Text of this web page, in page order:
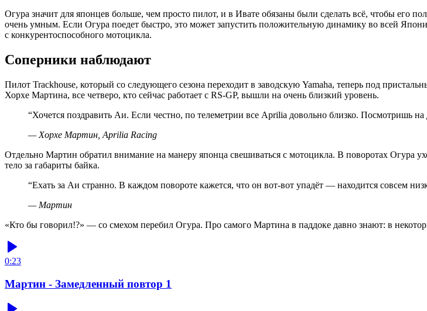
Огура значит для японцев больше, чем просто пилот, и в Ивате обязаны были сделать всё, чтобы его
очень умным. Если Огура поедет быстро, это может запустить положительную динамику во всей
с конкурентоспособного мотоцикла.
Соперники наблюдают
Пилот Trackhouse, который со следующего сезона переходит в заводскую Yamaha, теперь под
Хорхе Мартина, все четверо, кто сейчас работает с RS-GP, вышли на очень близкий уровень.
“Хочется поздравить Аи. Если честно, по телеметрии все Aprilia довольно близко. Посмотришь
— Хорхе Мартин, Aprilia Racing
Отдельно Мартин обратил внимание на манеру японца свешиваться с мотоцикла. В поворотах Огура
тело за габариты байка.
“Ехать за Аи странно. В каждом повороте кажется, что он вот-вот упадёт — находится совсем
— Мартин
«Кто бы говорил!?» — со смехом перебил Огура. Про самого Мартина в паддоке давно знают: в
0:23
Мартин - Замедленный повтор 1